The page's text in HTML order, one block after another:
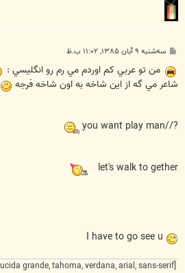
پ
ت
سه‌شنبه ۹ آبان ۱۳۸۵, ۱۱:۰۲ ب.ظ
من تو عربي كم اوردم مي رم رو انگليسي :
شاعر مي گه از اين شاخه به اون شاخه فرجه
?//you want play man
let's walk to gether
I have to go see u